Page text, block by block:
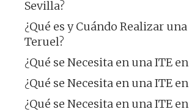
Sevilla?
¿Qué es y Cuándo Realizar
Teruel?
¿Qué se Necesita en una ITE
¿Qué se Necesita en una ITE
¿Qué se Necesita en una ITE